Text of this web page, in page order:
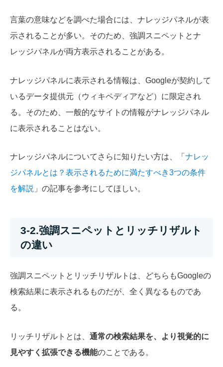
言葉の意味などを調べた場合には、ナレッジパネルが表
示されることが多い。そのため、強調スニペットとナ
レッジパネルが両方表示されることがある。
ナレッジパネルに表示される情報は、Googleが契約して
いるデータ提供元（ウィキペディアなど）に限定され
る。そのため、一般的なサイトの情報がナレッジパネル
に表示されることはない。
ナレッジパネルについてさらに知りたい方は、「 ナレッ
ジパネルとは？表示されるために満たすべき3つの条件
を解説 」の記事を参考にしてほしい。
3-2.強調スニペットとリッチリザルト
の違い
強調スニペットとリッチリザルトは、どちらもGoogleの
検索結果に表示されるものだが、全く異なるものであ
る。
リッチリザルトとは、 通常の検索結果を、より視覚的に
見やすく拡張できる機能のことである。